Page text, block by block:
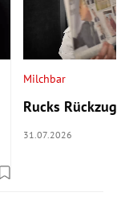
Milchbar
Rucks Rückzug
31.07.2026